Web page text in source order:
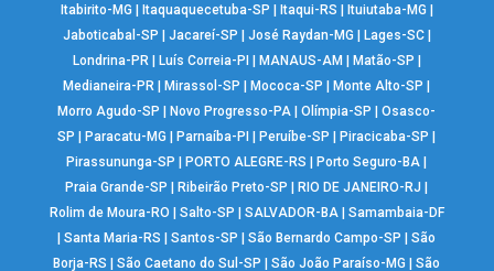
Itabirito-MG | Itaquaquecetuba-SP | Itaqui-RS | Ituiutaba-MG |
Jaboticabal-SP | Jacareí-SP | José Raydan-MG | Lages-SC|
Londrina-PR | Luís Correia-PI | MANAUS-AM | Matão-SP |
Medianeira-PR |Mirassol-SP |Mococa-SP |Monte Alto-SP |
Morro Agudo-SP |Novo Progresso-PA |Olímpia-SP |Osasco-
SP |Paracatu-MG |Parnaíba-PI |Peruíbe-SP |Piracicaba-SP |
Pirassununga-SP |PORTO ALEGRE-RS |Porto Seguro-BA |
Praia Grande-SP |Ribeirão Preto-SP |RIO DE JANEIRO-RJ |
Rolim de Moura-RO | Salto-SP | SALVADOR-BA| Samambaia-DF
|Santa Maria-RS |Santos-SP |São Bernardo Campo-SP |São
Borja-RS |São Caetano do Sul-SP |São João Paraíso-MG |São